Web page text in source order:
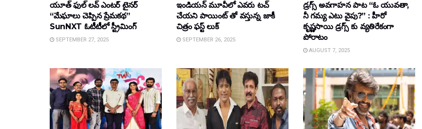
యూత్ ఫుల్ లవ్ ఎంటర్ టైనర్
“మేఘాలు చెప్పిన ప్రేమకథ”
SunNXT ఓటీటీలో స్ట్రీమింగ్
SEPTEMBER 27, 2025
ఇండియన్ మూవీలో ఎవరు టచ్
చేయని పాయింట్ తో వస్తున్న జాకీ
చిత్రం ఫస్ట్ లుక్
SEPTEMBER 26, 2025
డ్రగ్స్ అవగాహన పాట “ఓ యువతా,
నీ గమ్య ఎటు వైపు?” : హీరో
కృష్ణసాయి డ్రగ్స్ కు వ్యతిరేకంగా
పోరాటం
AUGUST 7, 2025